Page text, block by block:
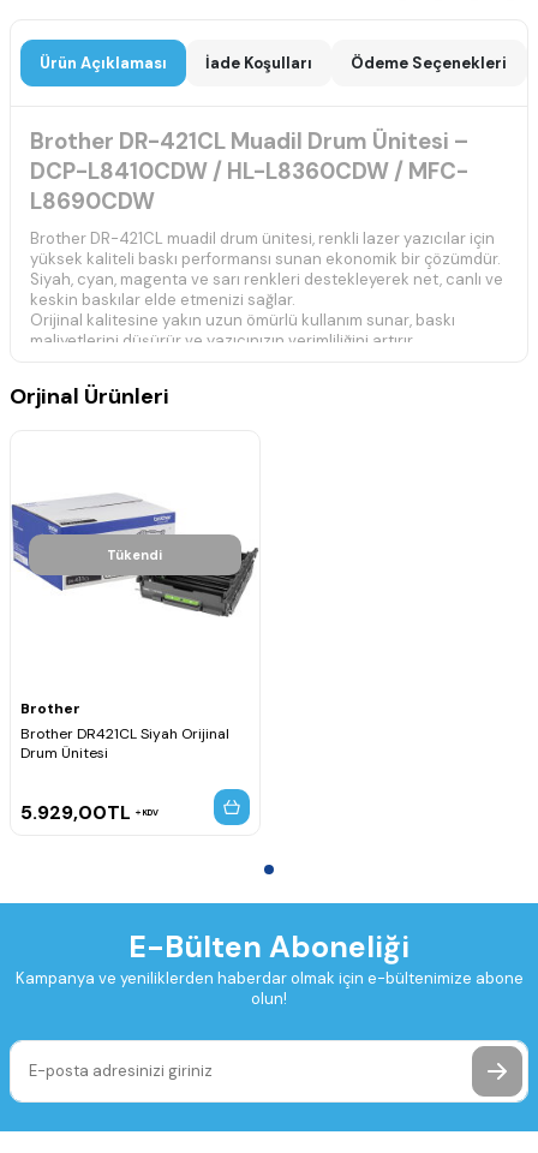
Ürün Açıklaması İade Koşulları Ödeme Seçenekleri
Brother DR-421CL Muadil Drum Ünitesi –
DCP-L8410CDW / HL-L8360CDW / MFC-
L8690CDW
Brother DR-421CL muadil drum ünitesi, renkli lazer yazıcılar için
yüksek kaliteli baskı performansı sunan ekonomik bir çözümdür.
Siyah, cyan, magenta ve sarı renkleri destekleyerek net, canlı ve
keskin baskılar elde etmenizi sağlar.
Orijinal kalitesine yakın uzun ömürlü kullanım sunar, baskı
maliyetlerini düşürür ve yazıcınızın verimliliğini artırır.
Ürün Muadil Drum Ünitesi
Uzun ömürlü yapı minimum bakım ihtiyacı
Düşük maliyetli çözüm tam uyumlu performans
Uyumlu Yazıcı Modelleri
Brother DCP Serisi DCP-L8410CDW DCP-L8410CDN
Brother HL Serisi HL-L8260CDW HL-L8360CDW
Orjinal Ürünleri
Tükendi
Brother
Brother DR421CL Siyah Orijinal
Drum Ünitesi
5.929,00TL KDV
E-Bülten Aboneliği
Kampanya ve yeniliklerden haberdar olmak için e-bültenimize abone
olun!